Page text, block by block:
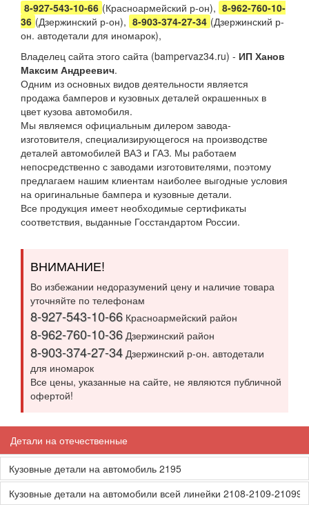
8-927-543-10-66 (Красноармейский р-он), 8-962-760-10-
36 (Дзержинский р-он), 8-903-374-27-34 (Дзержинский р-
он. автодетали для иномарок),
Владелец сайта этого сайта (bampervaz34.ru) - ИП Ханов
Максим Андреевич.
Одним из основных видов деятельности является
продажа бамперов и кузовных деталей окрашенных в
цвет кузова автомобиля.
Мы являемся официальным дилером завода-
изготовителя, специализирующегося на производстве
деталей автомобилей ВАЗ и ГАЗ. Мы работаем
непосредственно с заводами изготовителями, поэтому
предлагаем нашим клиентам наиболее выгодные условия
на оригинальные бампера и кузовные детали.
Все продукция имеет необходимые сертификаты
соответствия, выданные Госстандартом России.
ВНИМАНИЕ!
Во избежании недоразумений цену и наличие товара
уточняйте по телефонам
8-927-543-10-66 Красноармейский район
8-962-760-10-36 Дзержинский район
8-903-374-27-34 Дзержинский р-он. автодетали
для иномарок
Все цены, указанные на сайте, не являются публичной
офертой!
Детали на отечественные
Кузовные детали на автомобиль 2195
Кузовные детали на автомобили всей линейки 2108-2109-21099